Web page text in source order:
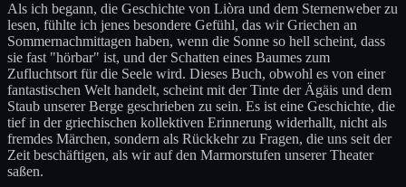
Als ich begann, die Geschichte von Liòra und dem Sternenweber zu
lesen, fühlte ich jenes besondere Gefühl, das wir Griechen an
Sommernachmittagen haben, wenn die Sonne so hell scheint, dass
sie fast "hörbar" ist, und der Schatten eines Baumes zum
Zufluchtsort für die Seele wird. Dieses Buch, obwohl es von einer
fantastischen Welt handelt, scheint mit der Tinte der Ägäis und dem
Staub unserer Berge geschrieben zu sein. Es ist eine Geschichte, die
tief in der griechischen kollektiven Erinnerung widerhallt, nicht als
fremdes Märchen, sondern als Rückkehr zu Fragen, die uns seit der
Zeit beschäftigen, als wir auf den Marmorstufen unserer Theater
saßen.